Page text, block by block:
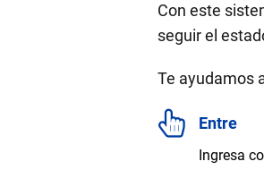
Con este
seguir el
Te ayudamos
Entre
Ingresa